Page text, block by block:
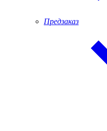
Предзаказ